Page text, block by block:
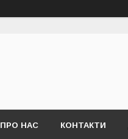
ПРО НАС КОНТАКТИ